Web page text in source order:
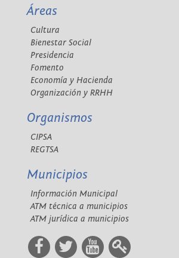
Áreas
Cultura
Bienestar Social
Presidencia
Fomento
Economía y Hacienda
Organización y RRHH
Organismos
CIPSA
REGTSA
Municipios
Información Municipal
ATM técnica a municipios
ATM jurídica a municipios